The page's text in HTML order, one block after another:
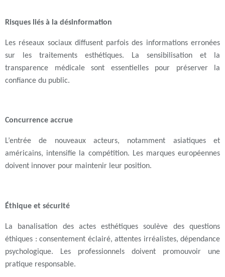
Risques liés à la désinformation
Les réseaux sociaux diffusent parfois des informations erronées
sur les traitements esthétiques. La sensibilisation et la
transparence médicale sont essentielles pour préserver la
confiance du public.
Concurrence accrue
L’entrée de nouveaux acteurs, notamment asiatiques et
américains, intensifie la compétition. Les marques européennes
doivent innover pour maintenir leur position.
Éthique et sécurité
La banalisation des actes esthétiques soulève des questions
éthiques : consentement éclairé, attentes irréalistes, dépendance
psychologique. Les professionnels doivent promouvoir une
pratique responsable.